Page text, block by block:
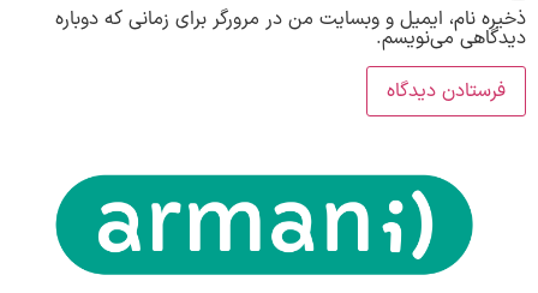
ذخیره نام، ایمیل و وبسایت من در مرورگر برای زمانی که دوباره
دیدگاهی می‌نویسم.